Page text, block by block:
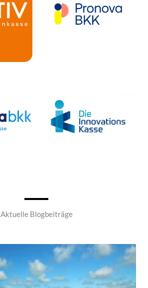
Aktuelle Blogbeiträge